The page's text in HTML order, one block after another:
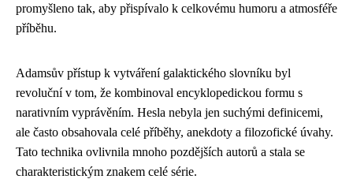
promyšleno tak, aby přispívalo k celkovému humoru a atmosféře
příběhu.
Adamsův přístup k vytváření galaktického slovníku byl
revoluční v tom, že kombinoval encyklopedickou formu s
narativním vyprávěním. Hesla nebyla jen suchými definicemi,
ale často obsahovala celé příběhy, anekdoty a filozofické úvahy.
Tato technika ovlivnila mnoho pozdějších autorů a stala se
charakteristickým znakem celé série.